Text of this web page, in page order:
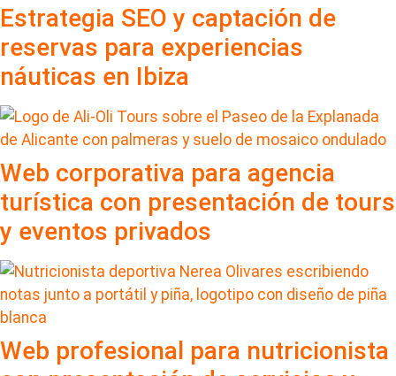
Estrategia SEO y captación de
reservas para experiencias
náuticas en Ibiza
Web corporativa para agencia
turística con presentación de tours
y eventos privados
Web profesional para nutricionista